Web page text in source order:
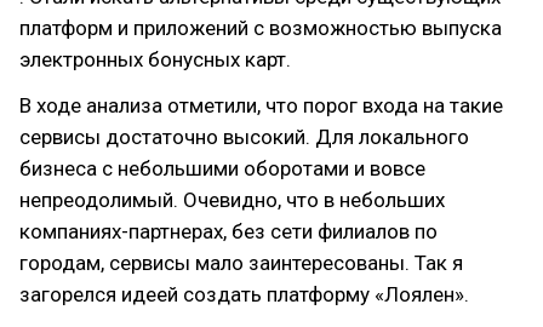
платформ и приложений с возможностью выпуска
электронных бонусных карт.
В ходе анализа отметили, что порог входа на такие
сервисы достаточно высокий. Для локального
бизнеса с небольшими оборотами и вовсе
непреодолимый. Очевидно, что в небольших
компаниях-партнерах, без сети филиалов по
городам, сервисы мало заинтересованы. Так я
загорелся идеей создать платформу «Лоялен».